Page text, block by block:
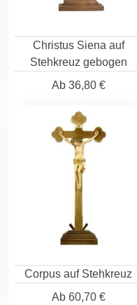
Christus Siena auf
Stehkreuz gebogen
Ab36,80 €
Corpus auf Stehkreuz
Ab60,70 €